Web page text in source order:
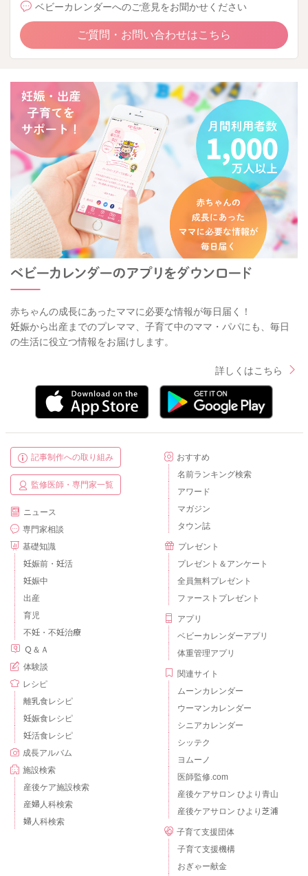
ベビーカレンダーへのご意見をお聞かせください
ご質問・お問い合わせはこちら
赤ちゃんの成長にあったママに必要な情報が毎日届く！
妊娠から出産までのプレママ、子育て中のママ・パパにも、毎日
の生活に役立つ情報をお届けします。
詳しくはこちら
記事制作への取り組み
監修医師・専門家一覧
ニュース
専門家相談
基礎知識
妊娠前・妊活
妊娠中
出産
育児
不妊・不妊治療
Ｑ＆Ａ
体験談
レシピ
離乳食レシピ
妊娠食レシピ
妊活食レシピ
成長アルバム
施設検索
産後ケア施設検索
産婦人科検索
婦人科検索
おすすめ
名前ランキング検索
アワード
マガジン
タウン誌
プレゼント
プレゼント＆アンケート
全員無料プレゼント
ファーストプレゼント
アプリ
ベビーカレンダーアプリ
体重管理アプリ
関連サイト
ムーンカレンダー
ウーマンカレンダー
シニアカレンダー
シッテク
ヨムーノ
医師監修.com
産後ケアサロン ひより青山
産後ケアサロン ひより芝浦
子育て支援団体
子育て支援機構
おぎゃー献金